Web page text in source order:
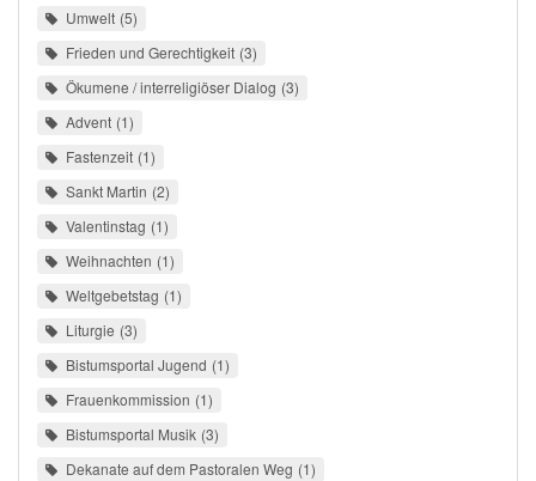
Umwelt 5
Frieden und Gerechtigkeit 3
Ökumene / interreligiöser Dialog 3
Advent 1
Fastenzeit 1
Sankt Martin 2
Valentinstag 1
Weihnachten 1
Weltgebetstag 1
Liturgie 3
Bistumsportal Jugend 1
Frauenkommission 1
Bistumsportal Musik 3
Dekanate auf dem Pastoralen Weg 1